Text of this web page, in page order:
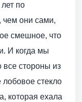
по
чем они сами,
смешное, что
И когда мы
все стороны из
лобовое стекло
которая ехала